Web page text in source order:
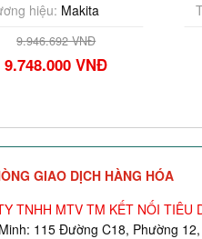
hiệu: Makita
9.946.692 VNĐ
9.748.000 VNĐ
GIAO DỊCH HÀNG HÓA
TNHH MTV TM KẾT NỐI TIÊU
115 Đường C18, Phường